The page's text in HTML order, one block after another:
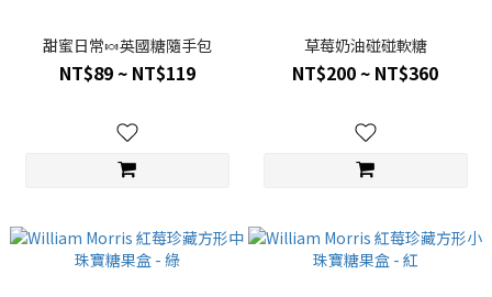
甜蜜日常🍬英國糖隨手包
NT$89 ~ NT$119
草莓奶油碰碰軟糖
NT$200 ~ NT$360